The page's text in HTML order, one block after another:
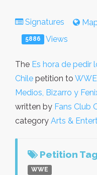
Signatures
5886 Views
The Es hora de pedir
Chile petition to
Medios, Bizarro y
written by Fans Club
category Arts &
Petition
WWE